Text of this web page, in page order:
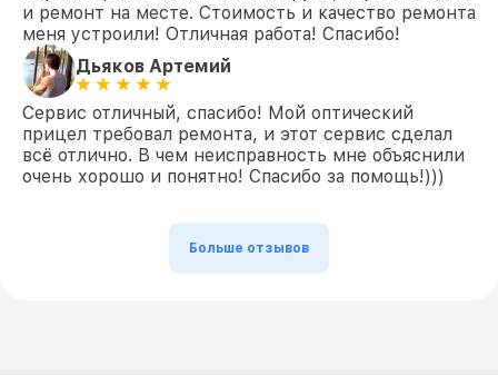
и ремонт на месте. Стоимость и качество ремонта
меня устроили! Отличная работа! Спасибо!
Дьяков Артемий
Сервис отличный, спасибо! Мой оптический
прицел требовал ремонта, и этот сервис сделал
всё отлично. В чем неисправность мне объяснили
очень хорошо и понятно! Спасибо за помощь!)))
Больше отзывов